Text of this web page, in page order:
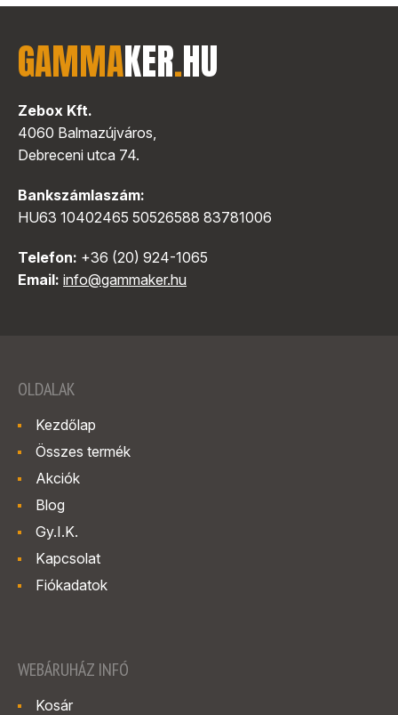
GAMMAKER.HU
Zebox Kft.
4060 Balmazújváros,
Debreceni utca 74.
Bankszámlaszám:
HU63 10402465 50526588 83781006
Telefon: +36 (20) 924-1065
Email: info@gammaker.hu
OLDALAK
Kezdőlap
Összes termék
Akciók
Blog
Gy.I.K.
Kapcsolat
Fiókadatok
WEBÁRUHÁZ INFÓ
Kosár